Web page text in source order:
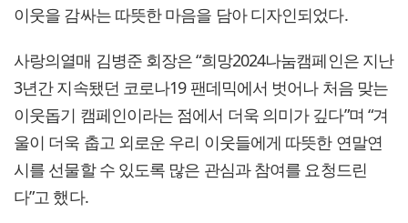
이웃을 감싸는 따뜻한 마음을 담아 디자인되었다.
사랑의열매 김병준 회장은 “희망2024나눔캠페인은 지난
3년간 지속됐던 코로나19 팬데믹에서 벗어나 처음 맞는
이웃돕기 캠페인이라는 점에서 더욱 의미가 깊다”며 “겨
울이 더욱 춥고 외로운 우리 이웃들에게 따뜻한 연말연
시를 선물할 수 있도록 많은 관심과 참여를 요청드린
다”고 했다.